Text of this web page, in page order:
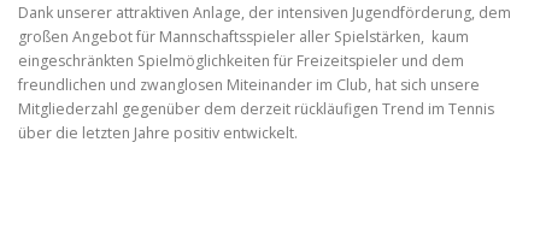
Dank unserer attraktiven Anlage, der intensiven Jugendförderung, dem
großen Angebot für Mannschaftsspieler aller Spielstärken, kaum
eingeschränkten Spielmöglichkeiten für Freizeitspieler und dem
freundlichen und zwanglosen Miteinander im Club, hat sich unsere
Mitgliederzahl gegenüber dem derzeit rückläufigen Trend im Tennis
über die letzten Jahre positiv entwickelt.